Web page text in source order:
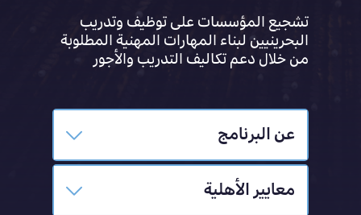
تشجيع المؤسسات على توظيف وتدريب
البحرينيين لبناء المهارات المهنية المطلوبة
من خلال دعم تكاليف التدريب والأجور
عن البرنامج
معايير الأهلية